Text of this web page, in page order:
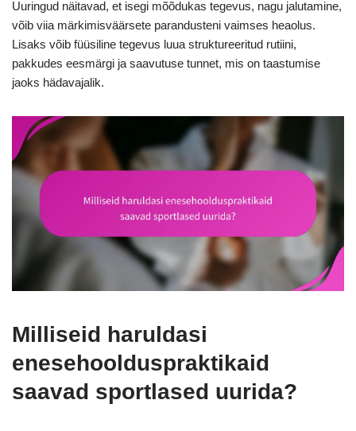
Uuringud näitavad, et isegi mõõdukas tegevus, nagu jalutamine,
võib viia märkimisväärsete parandusteni vaimses heaolus.
Lisaks võib füüsiline tegevus luua struktureeritud rutiini,
pakkudes eesmärgi ja saavutuse tunnet, mis on taastumise
jaoks hädavajalik.
Milliseid haruldasi
enesehoolduspraktikaid
saavad sportlased uurida?